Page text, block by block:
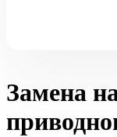
Замена